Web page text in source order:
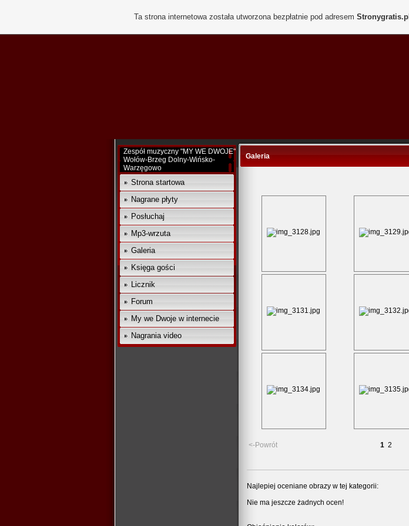
Zespół muzyczny "MY WE DWOJE"
Wołów-Brzeg Dolny-Wińsko-
Warzęgowo
Strona startowa
Nagrane płyty
Posłuchaj
Mp3-wrzuta
Galeria
Księga gości
Licznik
Forum
My we Dwoje w internecie
Nagrania video
Galeria
<-Powrót 1 2
Najlepiej oceniane obrazy w tej kategorii:
Nie ma jeszcze żadnych ocen!
Ta strona internetowa została utworzona bezpłatnie pod adresem Stronygratis.pl